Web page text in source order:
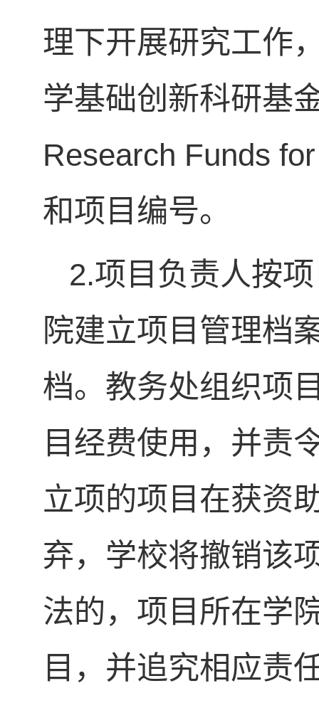
理下开展研究工作
学基础创新科研基
Research Funds
和项目编号。
2.项目负责人按
院建立项目管理档
档。教务处组织项
目经费使用，并责
立项的项目在获资
弃，学校将撤销该
法的，项目所在学
目，并追究相应责